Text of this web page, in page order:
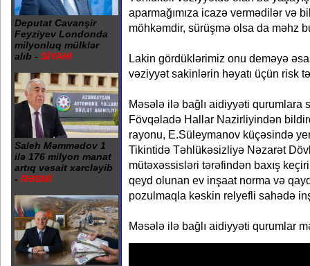
Deputat Cavanşir
Feyziyev Londonda
milyonluq mülklər
alıb - SİYAHI
Saleh Məmmədov 1
ilə 176 milyon manat
artıq vəsait xərcləyib
- RƏSMİ
aparmağımıza icazə vermədilər və
möhkəmdir, sürüşmə olsa da məhz
Lakin gördüklərimiz onu deməyə
vəziyyət sakinlərin həyatı üçün risk
Məsələ ilə bağlı aidiyyəti qurumlara
Fövqəladə Hallar Nazirliyindən
rayonu, E.Süleymanov küçəsində
Tikintidə Təhlükəsizliyə Nəzarət
mütəxəssisləri tərəfindən baxış
qeyd olunan ev inşaat norma və
pozulmaqla kəskin relyefli sahədə
Məsələ ilə bağlı aidiyyəti qurumlar